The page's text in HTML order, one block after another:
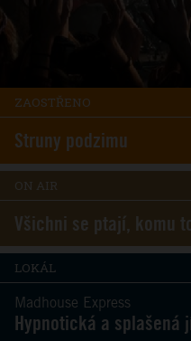
ZAOSTŘENO
Struny podzimu
ON AIR
Všichni se ptají, komu
LOKÁL
Madhouse Express
Hypnotická a splašená